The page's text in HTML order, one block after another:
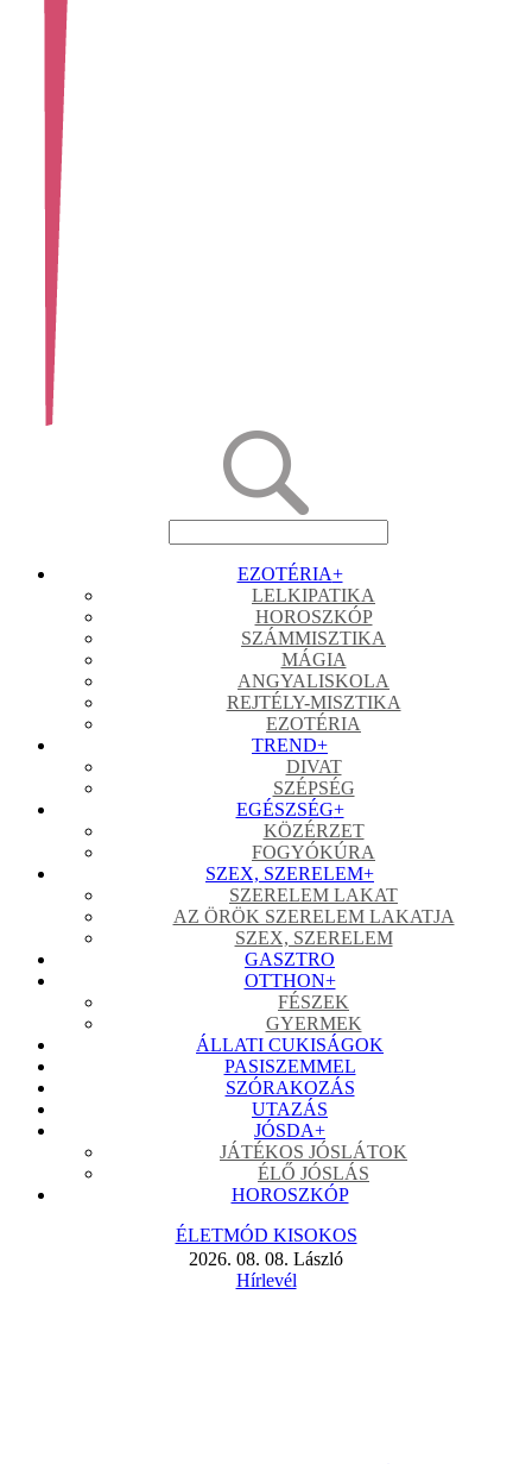
EZOTÉRIA+
LELKIPATIKA
HOROSZKÓP
SZÁMMISZTIKA
MÁGIA
ANGYALISKOLA
REJTÉLY-MISZTIKA
EZOTÉRIA
TREND+
DIVAT
SZÉPSÉG
EGÉSZSÉG+
KÖZÉRZET
FOGYÓKÚRA
SZEX, SZERELEM+
SZERELEM LAKAT
AZ ÖRÖK SZERELEM LAKATJA
SZEX, SZERELEM
GASZTRO
OTTHON+
FÉSZEK
GYERMEK
ÁLLATI CUKISÁGOK
PASISZEMMEL
SZÓRAKOZÁS
UTAZÁS
JÓSDA+
JÁTÉKOS JÓSLÁTOK
ÉLŐ JÓSLÁS
HOROSZKÓP
ÉLETMÓD KISOKOS
2026. 08. 08. László
Hírlevél